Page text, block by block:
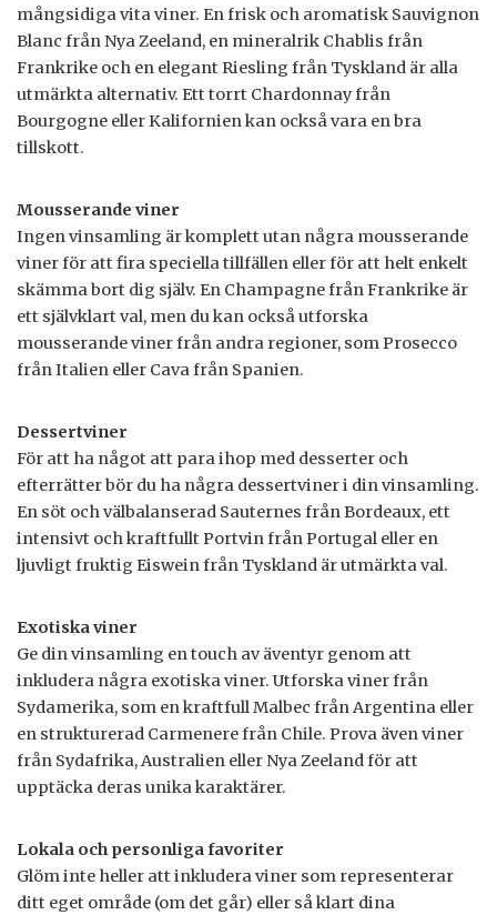
mångsidiga vita viner. En frisk och aromatisk Sauvignon
Blanc från Nya Zeeland, en mineralrik Chablis från
Frankrike och en elegant Riesling från Tyskland är alla
utmärkta alternativ. Ett torrt Chardonnay från
Bourgogne eller Kalifornien kan också vara en bra
tillskott.
Mousserande viner
Ingen vinsamling är komplett utan några mousserande
viner för att fira speciella tillfällen eller för att helt enkelt
skämma bort dig själv. En Champagne från Frankrike är
ett självklart val, men du kan också utforska
mousserande viner från andra regioner, som Prosecco
från Italien eller Cava från Spanien.
Dessertviner
För att ha något att para ihop med desserter och
efterrätter bör du ha några dessertviner i din vinsamling.
En söt och välbalanserad Sauternes från Bordeaux, ett
intensivt och kraftfullt Portvin från Portugal eller en
ljuvligt fruktig Eiswein från Tyskland är utmärkta val.
Exotiska viner
Ge din vinsamling en touch av äventyr genom att
inkludera några exotiska viner. Utforska viner från
Sydamerika, som en kraftfull Malbec från Argentina eller
en strukturerad Carmenere från Chile. Prova även viner
från Sydafrika, Australien eller Nya Zeeland för att
upptäcka deras unika karaktärer.
Lokala och personliga favoriter
Glöm inte heller att inkludera viner som representerar
ditt eget område (om det går) eller så klart dina